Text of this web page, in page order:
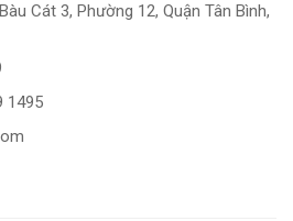
Cát 3, Phường 12, Quận Tân Bình,
1495